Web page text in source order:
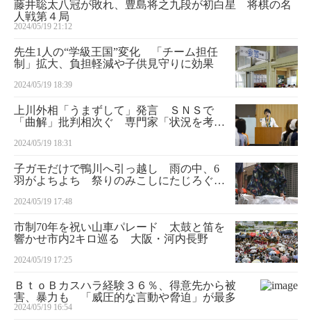
藤井聡太八冠が敗れ、豊島将之九段が初白星 将棋の名
人戦第４局
2024/05/19 21:12
先生1人の“学級王国”変化 「チーム担任
制」拡大、負担軽減や子供見守りに効果
2024/05/19 18:39
上川外相「うまずして」発言 ＳＮＳで
「曲解」批判相次ぐ 専門家「状況を考慮
2024/05/19 18:31
子ガモだけで鴨川へ引っ越し 雨の中、6
羽がよちよち 祭りのみこしにたじろぐ場
2024/05/19 17:48
市制70年を祝い山車パレード 太鼓と笛を
響かせ市内2キロ巡る 大阪・河内長野
2024/05/19 17:25
ＢｔｏＢカスハラ経験３６％、得意先から被
害、暴力も 「威圧的な言動や脅迫」が最多
2024/05/19 16:54